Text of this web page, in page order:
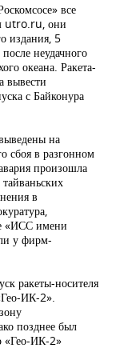
все
utro.ru, они
издания, 5
неудачного
океана. Ракета-
вывести
с Байконура
на
сбоя в разгонном
произошла
в
«ИСС имени
у фирм-
ракеты-носителя
ИК-2».
позднее был
«Гео-ИК-2»